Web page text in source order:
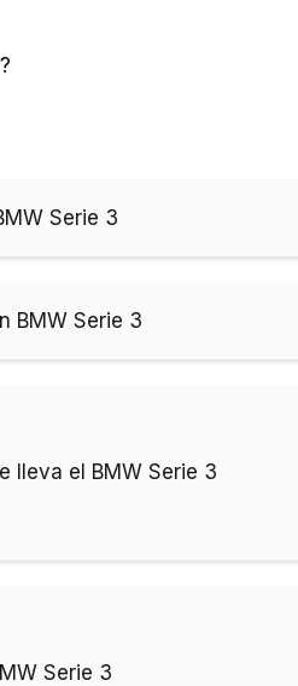
Serie 3
BMW Serie 3
lleva el BMW Serie 3
Serie 3